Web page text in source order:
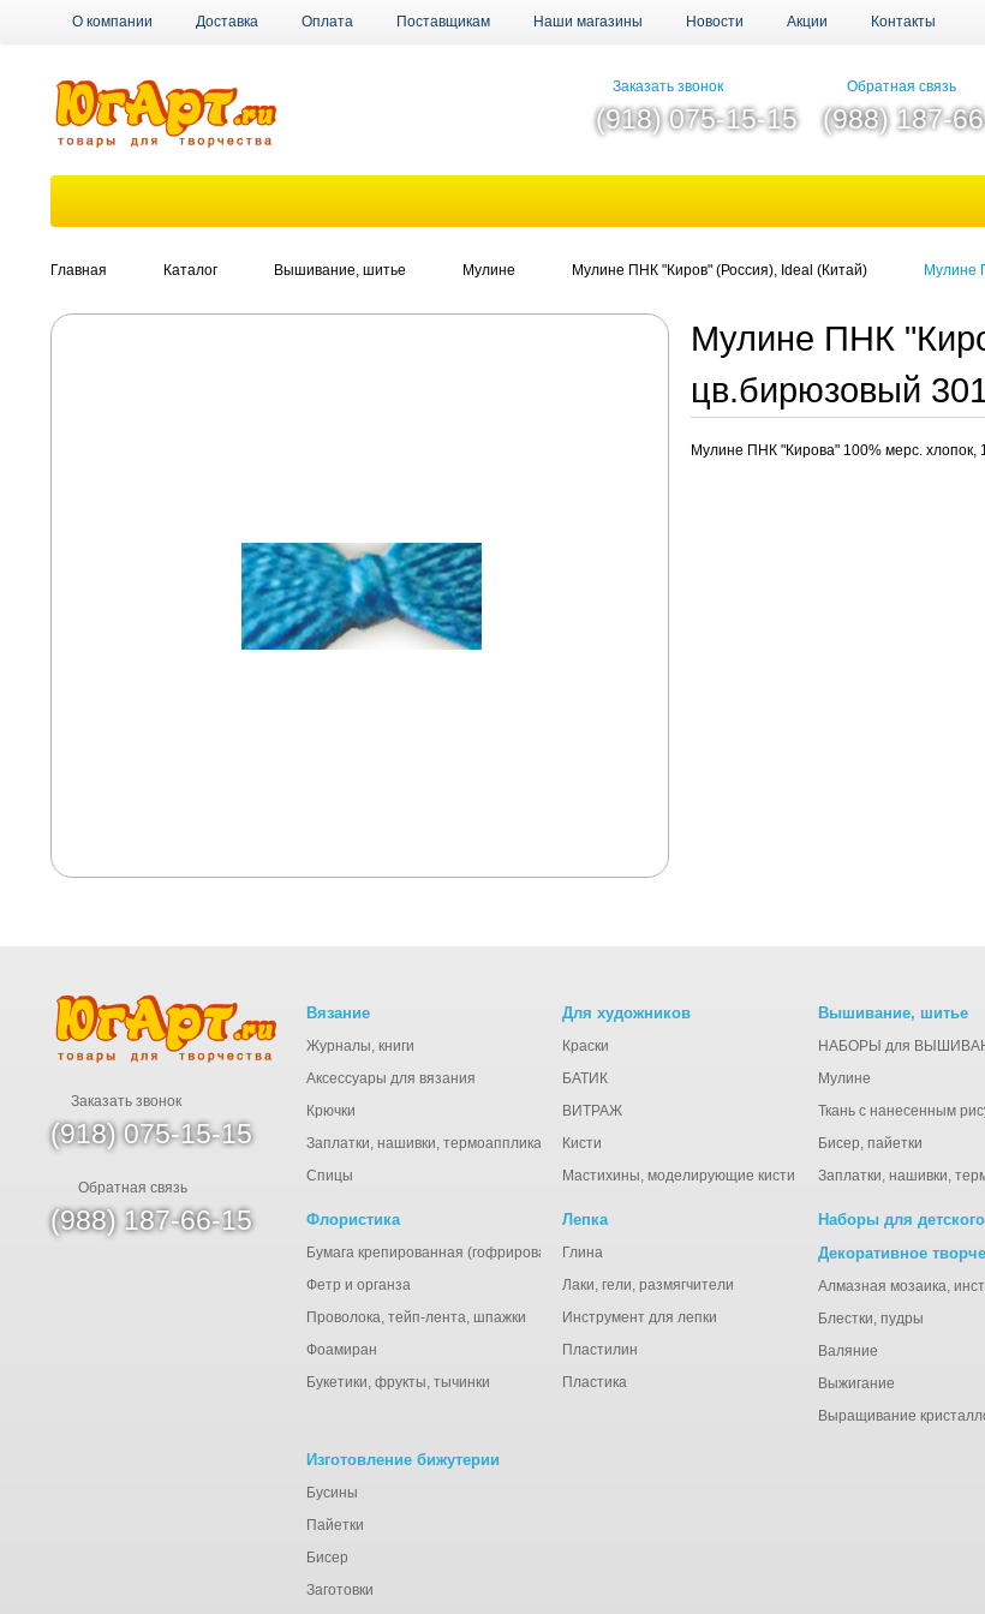
О компании Доставка Оплата Поставщикам Наши магазины Новости Акции Контакты
Заказать звонок
(918) 075-15-15
Обратная связь
(988) 187-
Главная Каталог Вышивание, шитье Мулине Мулине ПНК "Киров" (Россия), Ideal (Китай) Мулине
Мулине ПНК
цв.бирюзовый
Мулине ПНК "Кирова" 100% мерс. хлопок,
Заказать звонок
(918) 075-15-15
Обратная связь
(988) 187-66-15
Вязание
Журналы, книги
Аксессуары для вязания
Крючки
Заплатки, нашивки, термоаппликации
Спицы
Для художников
Краски
БАТИК
ВИТРАЖ
Кисти
Мастихины, моделирующие кисти
Вышивание, шитье
НАБОРЫ для
Мулине
Ткань с нанесенным
Бисер, пайетки
Заплатки, нашивки,
Флористика
Бумага крепированная (гофрированная), тишью
Фетр и органза
Проволока, тейп-лента, шпажки
Фоамиран
Букетики, фрукты, тычинки
Лепка
Глина
Лаки, гели, размягчители
Инструмент для лепки
Пластилин
Пластика
Наборы для детского
Декоративное
Алмазная мозаика,
Блестки, пудры
Валяние
Выжигание
Выращивание
Изготовление бижутерии
Бусины
Пайетки
Бисер
Заготовки